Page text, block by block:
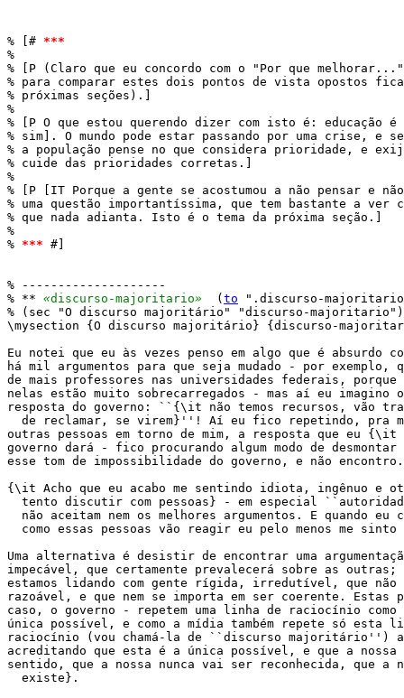
% [# ***
%
% [P (Claro que eu concordo com o "Por que
% para comparar estes dois pontos de vista opostos
% próximas seções).]
%
% [P O que estou querendo dizer com isto é: educação
% sim]. O mundo pode estar passando por uma crise, e
% a população pense no que considera prioridade, e
% cuide das prioridades corretas.]
%
% [P [IT Porque a gente se acostumou a não pensar e
% uma questão importantíssima, que tem bastante a ver
% que nada adianta. Isto é o tema da próxima seção.]
%
% *** #]
% --------------------
% ** «discurso-majoritario»
  (
to ".discurso-majoritario
% (sec "O discurso majoritário" "discurso-majoritario")
\mysection {O discurso majoritário} {discurso-
Eu notei que eu às vezes penso em algo que é absurdo
há mil argumentos para que seja mudado - por exemplo,
de mais professores nas universidades federais, porque
nelas estão muito sobrecarregados - mas aí eu imagino
resposta do governo: ``{\it não temos recursos, vão
de reclamar, se virem}''! Aí eu fico repetindo, pra
outras pessoas em torno de mim, a resposta que eu {\it
governo dará - fico procurando algum modo de desmontar
esse tom de impossibilidade do governo, e não
{\it Acho que eu acabo me sentindo idiota, ingênuo e
tento discutir com pessoas} - em especial
não aceitam nem os melhores argumentos. E quando eu
como essas pessoas vão reagir eu pelo menos me sinto
Uma alternativa é desistir de encontrar uma
impecável, que certamente prevalecerá sobre as outras;
estamos lidando com gente rígida, irredutível, que não
razoável, e que nem se importa em ser coerente. Estas
caso, o governo - repetem uma linha de raciocínio como
única possível, e como a mídia também repete só esta
raciocínio (vou chamá-la de ``discurso majoritário'') a
acreditando que esta é a única possível, e que a nossa
sentido, que a nossa nunca vai ser reconhecida, que a
  existe}.